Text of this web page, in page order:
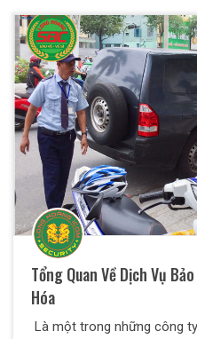
Tổng Quan Về Dịch Vụ
Hóa
Là một trong những công